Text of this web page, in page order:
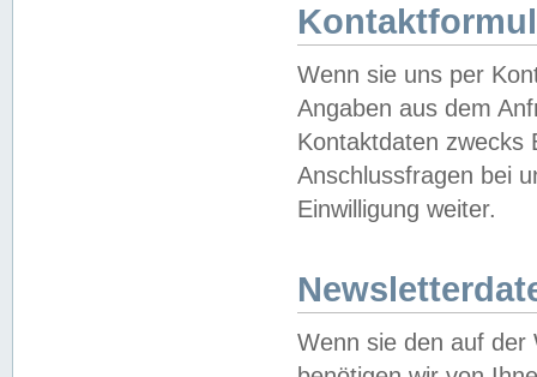
Wenn sie uns per
Angaben aus dem
Kontaktdaten zwecks
Anschlussfragen bei
Einwilligung weiter.
Wenn sie den auf der